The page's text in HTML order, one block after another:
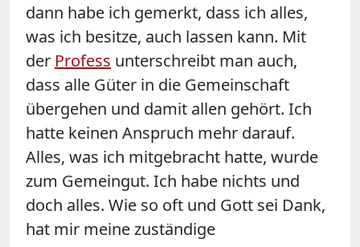
dann habe ich gemerkt, dass ich alles,
was ich besitze, auch lassen kann. Mit
der Profess unterschreibt man auch,
dass alle Güter in die Gemeinschaft
übergehen und damit allen gehört. Ich
hatte keinen Anspruch mehr darauf.
Alles, was ich mitgebracht hatte, wurde
zum Gemeingut. Ich habe nichts und
doch alles. Wie so oft und Gott sei Dank,
hat mir meine zuständige